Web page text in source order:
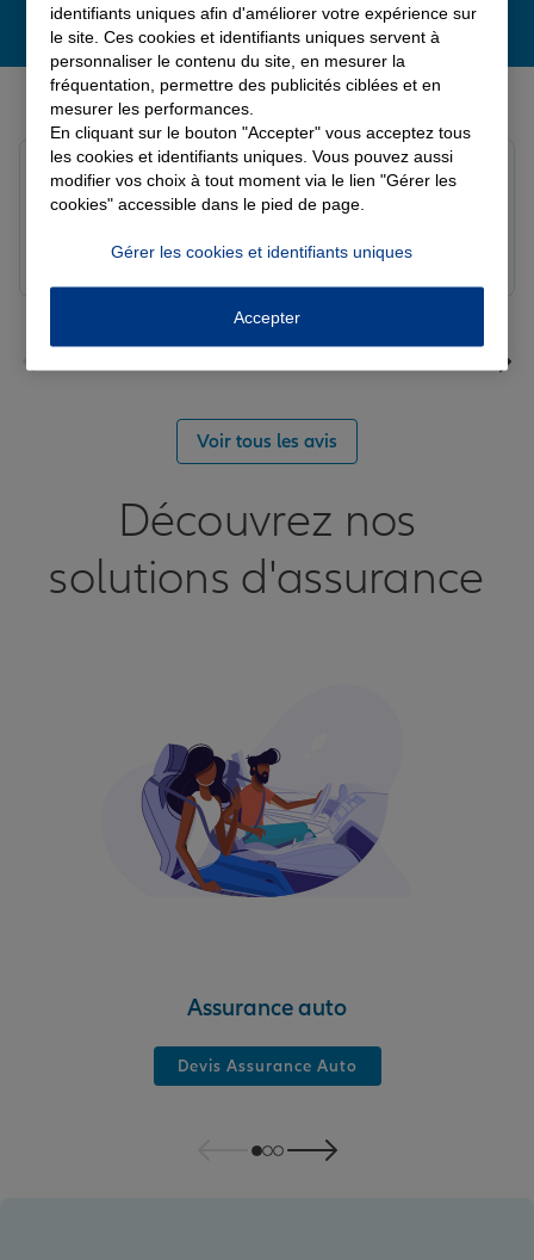
Derniers avis de nos agences Allianz
Note de 5 sur 5
Le 04/08/2026 - Agence BETHUNE SULLY
solange c.
Voir tous les avis
Découvrez nos
solutions d'assurance
Assurance auto
Devis Assurance Auto
identifiants uniques afin d'améliorer votre expérience sur
le site. Ces cookies et identifiants uniques servent à
personnaliser le contenu du site, en mesurer la
fréquentation, permettre des publicités ciblées et en
mesurer les performances.
En cliquant sur le bouton "Accepter" vous acceptez tous
les cookies et identifiants uniques. Vous pouvez aussi
modifier vos choix à tout moment via le lien "Gérer les
cookies" accessible dans le pied de page.
Gérer les cookies et identifiants uniques
Accepter